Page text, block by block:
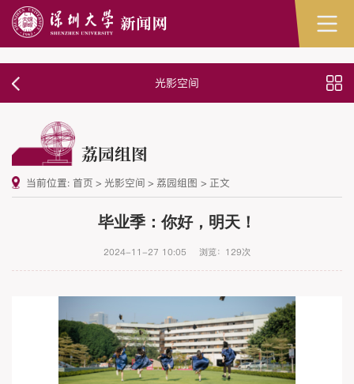
光影空间
荔园组图
当前位置: 首页 > 光影空间 > 荔园组图 > 正文
毕业季：你好，明天！
2024-11-27 10:05 浏览： 129次